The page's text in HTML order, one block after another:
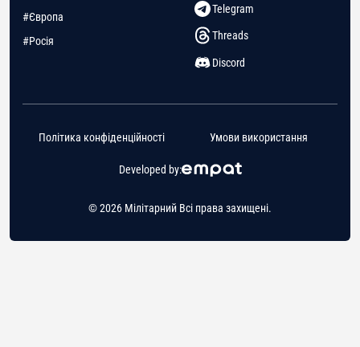
#Європа
#Росія
Telegram
Threads
Discord
© 2026 Мілітарний Всі права захищені.
Developed by:
Політика конфіденційності Умови використання